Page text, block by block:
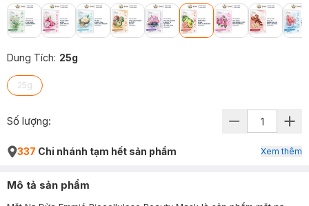
Dung Tích: 25g
25g
Số lượng:
337 Chi nhánh tạm hết sản phẩm Xem thêm
Mô tả sản phẩm